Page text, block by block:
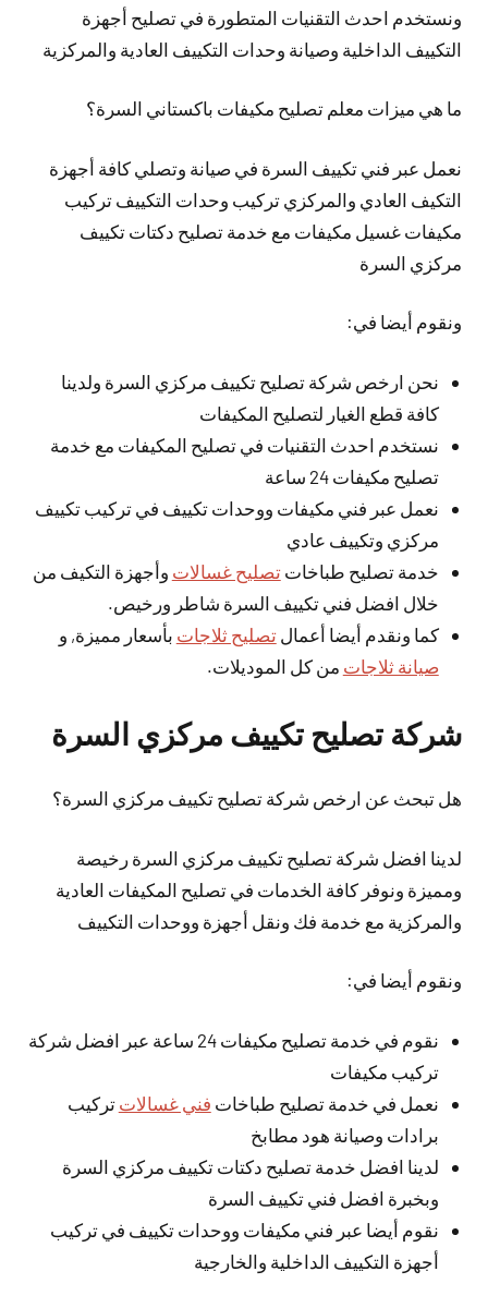
ونستخدم احدث التقنيات المتطورة في تصليح أجهزة
التكييف الداخلية وصيانة وحدات التكييف العادية والمركزية
ما هي ميزات معلم تصليح مكيفات باكستاني السرة؟
نعمل عبر فني تكييف السرة في صيانة وتصلي كافة أجهزة
التكيف العادي والمركزي تركيب وحدات التكييف تركيب
مكيفات غسيل مكيفات مع خدمة تصليح دكتات تكييف
مركزي السرة
ونقوم أيضا في:
نحن ارخص شركة تصليح تكييف مركزي السرة ولدينا
كافة قطع الغيار لتصليح المكيفات
نستخدم احدث التقنيات في تصليح المكيفات مع خدمة
تصليح مكيفات 24 ساعة
نعمل عبر فني مكيفات ووحدات تكييف في تركيب تكييف
مركزي وتكييف عادي
خدمة تصليح طباخاتتصليح غسالات وأجهزة التكيف من
خلال افضل فني تكييف السرة شاطر ورخيص.
كما ونقدم أيضا أعمالتصليح ثلاجات بأسعار مميزة, و
صيانة ثلاجات من كل الموديلات.
شركة تصليح تكييف مركزي السرة
هل تبحث عن ارخص شركة تصليح تكييف مركزي السرة؟
لدينا افضل شركة تصليح تكييف مركزي السرة رخيصة
ومميزة ونوفر كافة الخدمات في تصليح المكيفات العادية
والمركزية مع خدمة فك ونقل أجهزة ووحدات التكييف
ونقوم أيضا في:
نقوم في خدمة تصليح مكيفات 24 ساعة عبر افضل شركة
تركيب مكيفات
نعمل في خدمة تصليح طباخات فني غسالات تركيب
برادات وصيانة هود مطابخ
لدينا افضل خدمة تصليح دكتات تكييف مركزي السرة
وبخبرة افضل فني تكييف السرة
نقوم أيضا عبر فني مكيفات ووحدات تكييف في تركيب
أجهزة التكييف الداخلية والخارجية